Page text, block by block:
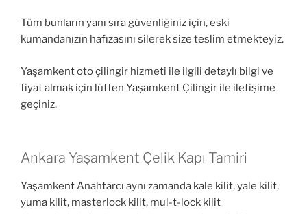
Tüm bunların yanı sıra güvenliğiniz için, eski
kumandanızın hafızasını silerek size teslim etmekteyiz.
Yaşamkent oto çilingir hizmeti ile ilgili detaylı bilgi ve
fiyat almak için lütfen Yaşamkent Çilingir ile iletişime
geçiniz.
Ankara Yaşamkent Çelik Kapı Tamiri
Yaşamkent Anahtarcı aynı zamanda kale kilit, yale kilit,
yuma kilit, masterlock kilit, mul-t-lock kilit